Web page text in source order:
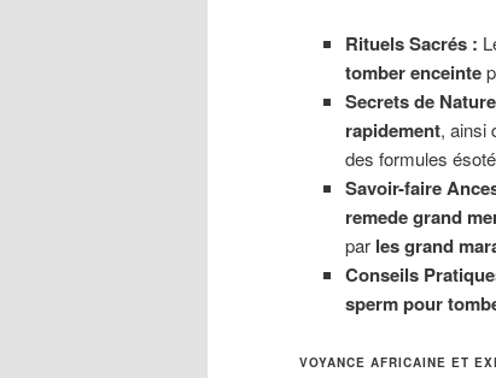
Rituels Sacrés :
tomber enceinte
Secrets de
rapidement, ainsi
des formules
Savoir-faire
remede grand
par les grand
Conseils
sperm pour
VOYANCE AFRICAINE ET